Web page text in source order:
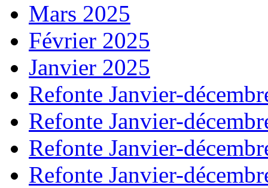
Mars 2025
Février 2025
Janvier 2025
Refonte Janvier-
Refonte Janvier-
Refonte Janvier-
Refonte Janvier-